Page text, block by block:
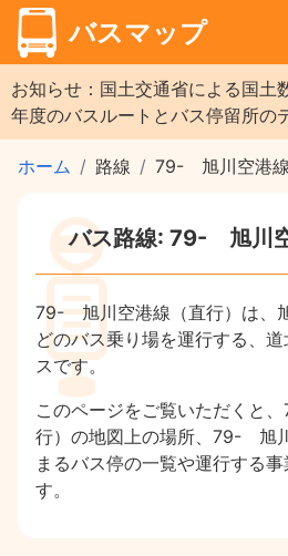
バスマップ
お知らせ：国土交通省による国土
年度のバスルートとバス停留所の
ホーム 路線 79- 旭川空港線
バス路線: 79- 旭川空
79- 旭川空港線（直行）は、
どのバス乗り場を運行する、
スです。
このページをご覧いただくと
行）の地図上の場所、79- 旭
まるバス停の一覧や運行する
す。